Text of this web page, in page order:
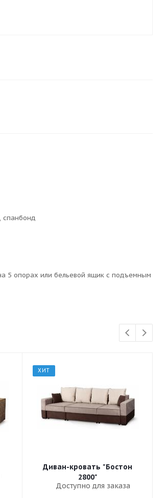
спанбонд
5 опорах или бельевой ящик с подъемным
ХИТ
Диван-кровать "Бостон
2800"
Доступно для заказа